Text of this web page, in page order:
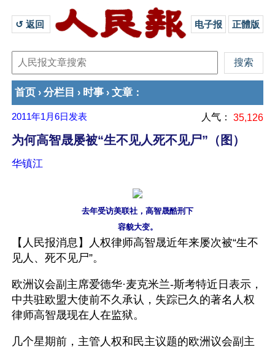
↺ 返回 电子报 正體版
首页 › 分栏目 › 时事 › 文章 ：
2011年1月6日 发表 人气： 35,126
为何高智晟屡被“生不见人死不见尸”（图）
华镇江
去年受访美联社，高智晟酷刑下
容貌大变。
【人民报消息】人权律师高智晟近年来屡次被“生不
见人、死不见尸”。
欧洲议会副主席爱德华·麦克米兰-斯考特近日表示，
中共驻欧盟大使前不久承认，失踪已久的著名人权
律师高智晟现在人在监狱。
几个星期前，主管人权和民主议题的欧洲议会副主